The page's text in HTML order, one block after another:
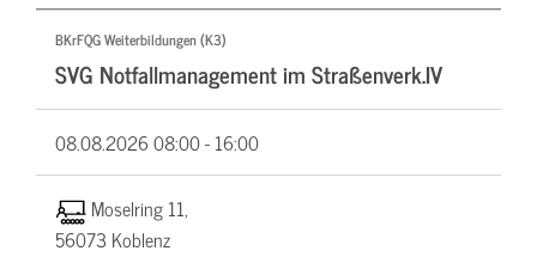
BKrFQG Weiterbildungen (K3)
SVG Notfallmanagement im Straßenverk.IV
08.08.202608:00 - 16:00
Moselring 11,
56073 Koblenz